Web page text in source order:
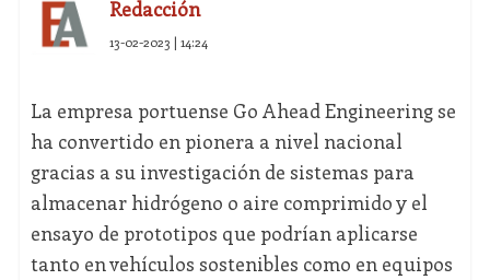
Redacción
13-02-2023 | 14:24
La empresa portuense Go Ahead Engineering se
ha convertido en pionera a nivel nacional
gracias a su investigación de sistemas para
almacenar hidrógeno o aire comprimido y el
ensayo de prototipos que podrían aplicarse
tanto en vehículos sostenibles como en equipos